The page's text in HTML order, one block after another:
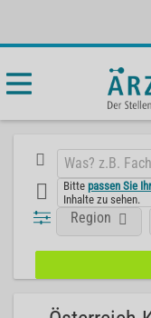
Bittepassen Sie
Inhalte zu sehen.
Region